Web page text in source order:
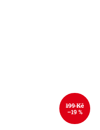
199 Kč
–19 %